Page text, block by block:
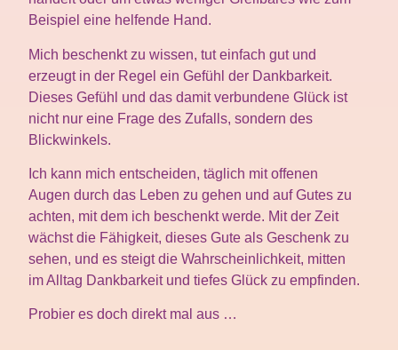
Beispiel eine helfende Hand.
Mich beschenkt zu wissen, tut einfach gut und
erzeugt in der Regel ein Gefühl der Dankbarkeit.
Dieses Gefühl und das damit verbundene Glück ist
nicht nur eine Frage des Zufalls, sondern des
Blickwinkels.
Ich kann mich entscheiden, täglich mit offenen
Augen durch das Leben zu gehen und auf Gutes zu
achten, mit dem ich beschenkt werde. Mit der Zeit
wächst die Fähigkeit, dieses Gute als Geschenk zu
sehen, und es steigt die Wahrscheinlichkeit, mitten
im Alltag Dankbarkeit und tiefes Glück zu empfinden.
Probier es doch direkt mal aus …